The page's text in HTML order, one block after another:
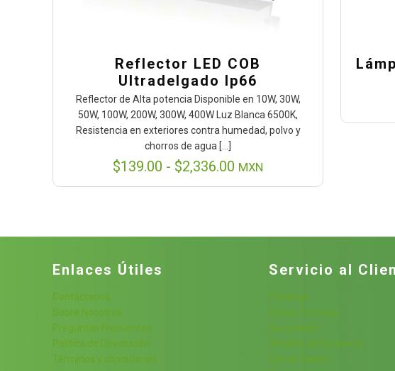
Reflector LED COB
Ultradelgado Ip66
Reflector de Alta potencia Disponible en 10W, 30W,
50W, 100W, 200W, 300W, 400W Luz Blanca 6500K,
Resistencia en exteriores contra humedad, polvo y
chorros de agua […]
$139.00 - $2,336.00 Rango
MXN
Enlaces Útiles
Contáctanos
Sobre Nosotros
Preguntas Frecuentes
Política de Devolución
Términos y condiciones
Servicio al
Cátalogo
Fichas Técnicas
Sucursales
Detalles de la cuenta
Cerrar Sesión